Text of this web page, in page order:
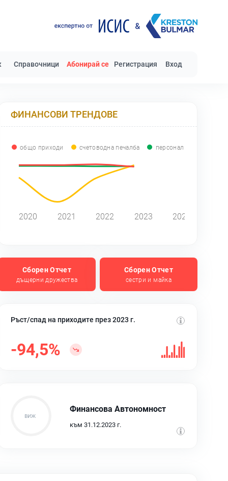
Справочници Абонирай се Регистрация Вход
ФИНАНСОВИ ТРЕНДОВЕ
общо приходи счетоводна печалба персонал
2020 2021 2022 2023 2024
Сборен Отчет
дъщерни дружества
Сборен Отчет
сестри и майка
Ръст/спад на приходите през 2023 г.
-94,5%
Финансова Автономност
към 31.12.2023 г.